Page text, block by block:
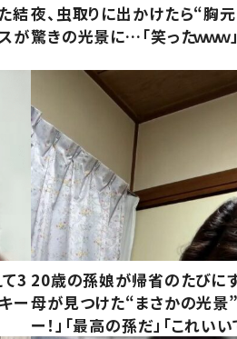
結
が
夜、虫取りに出かけたら“胸
驚きの光景に…「笑ったｗｗｗ
3
ー
20歳の孫娘が帰省のたびに
母が見つけた“まさかの光
ー！」「最高の孫だ」「これいい